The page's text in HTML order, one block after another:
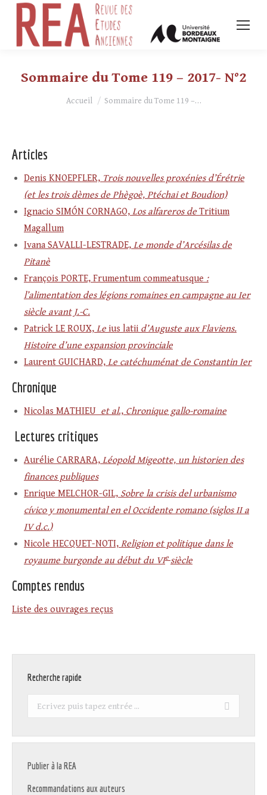
Sommaire du Tome 119 – 2017- N°2
Vous êtes ici :
Accueil Sommaire du Tome 119 –…
Articles
Denis KNOEPFLER, Trois nouvelles proxénies d’Érétrie
(et les trois dèmes de Phègoè, Ptéchai et Boudion)
Ignacio SIMÓN CORNAGO, Los alfareros de Tritium
Magallum
Ivana SAVALLI-LESTRADE, Le monde d’Arcésilas de
Pitanè
François PORTE, Frumentum commeatusque :
l’alimentation des légions romaines en campagne au Ier
siècle avant J.-C.
Patrick LE ROUX, Le ius latii d’Auguste aux Flaviens.
Histoire d’une expansion provinciale
Laurent GUICHARD, Le catéchuménat de Constantin Ier
Chronique
Nicolas MATHIEU et al., Chronique gallo-romaine
Lectures critiques
Aurélie CARRARA, Léopold Migeotte, un historien des
finances publiques
Enrique MELCHOR-GIL, Sobre la crisis del urbanismo
cívico y monumental en el Occidente romano (siglos II a
IV d.c.)
Nicole HECQUET-NOTI, Religion et politique dans le
royaume burgonde au début du VIe siècle
Comptes rendus
Liste des ouvrages reçus
Recherche rapide
Recherche
Publier à la REA
Recommandations aux auteurs